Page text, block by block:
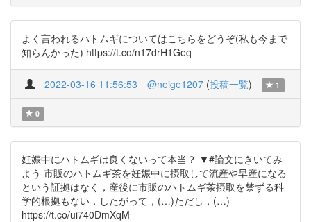
よく言われるハトムギについてはこちらをどうぞ(私も今まで
知らんかった) https://t.co/n17drH1Geq
2022-03-16 11:56:53 @neige1207 (投稿一覧) 1
0
妊娠中にハトムギは良くないって本当？ ▼#論文にきいてみ
よう 市販のハトムギ茶を妊娠中に摂取して流産や早産になる
という証拠はなく，産後に市販のハトムギ茶摂取を禁ずる科
学的根拠もない．したがって，(…)ただし，(…)
https://t.co/ui740DmXqM